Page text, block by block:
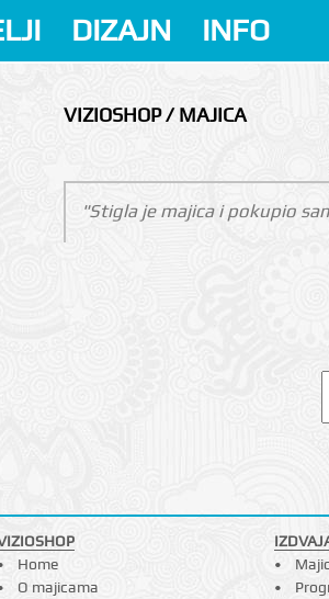
DIZAJN INFO
VIZIOSHOP / MAJICA
"Stigla je majica i pokupio
Home
O majicama